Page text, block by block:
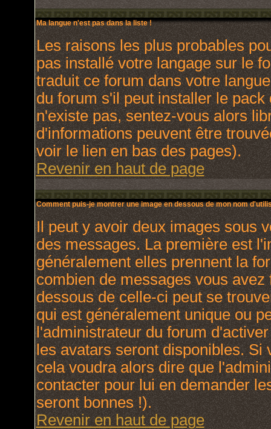
Ma langue n'est pas dans la liste !
Les raisons les plus probables
pas installé votre langage sur le
traduit ce forum dans votre
du forum s'il peut installer le
n'existe pas, sentez-vous alors
d'informations peuvent être
voir le lien en bas des pages).
Revenir en haut de page
Comment puis-je montrer une image en dessous de mon nom
Il peut y avoir deux images sous
des messages. La première est
généralement elles prennent la
combien de messages vous
dessous de celle-ci peut se
qui est généralement unique ou
l'administrateur du forum
les avatars seront disponibles. Si
cela voudra alors dire que
contacter pour lui en demander
seront bonnes !).
Revenir en haut de page